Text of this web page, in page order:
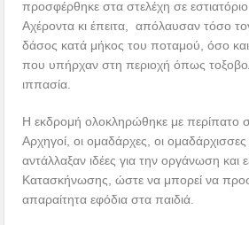
προσφέρθηκε στα στελέχη σε
Αχέροντα κι έπειτα, απόλαυσαν τόσο
δάσος κατά μήκος του ποταμού, όσο και
που υπήρχαν στη περιοχή όπως
ιππασία.
Η εκδρομή ολοκληρώθηκε με περίπατο
Αρχηγοί, οι ομαδάρχες, οι ομαδάρχισσες
αντάλλαξαν ιδέες για την οργάνωση και
Κατασκήνωσης, ώστε να μπορεί να
απαραίτητα εφόδια στα παιδιά.